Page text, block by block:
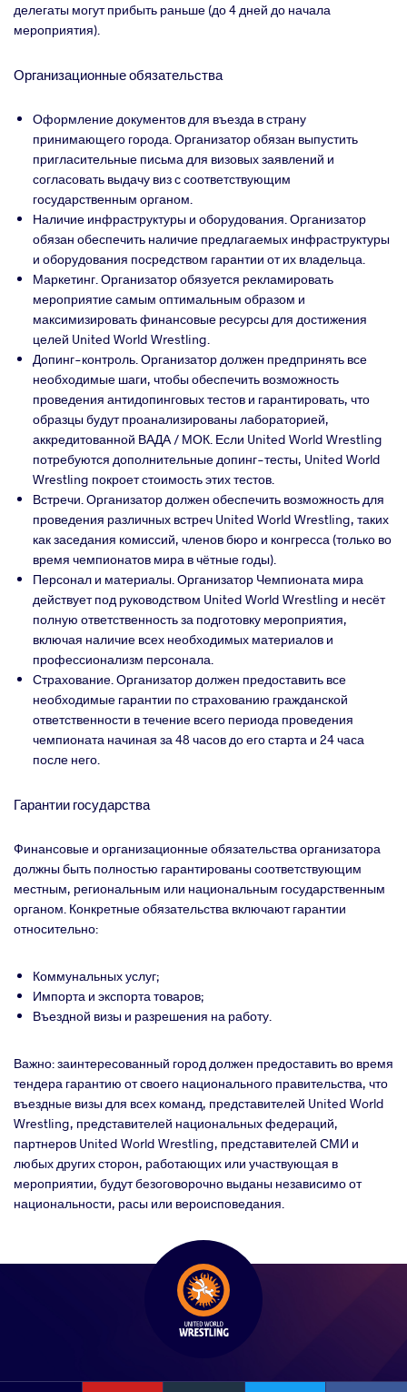
делегаты могут прибыть раньше (до 4 дней до начала
мероприятия).
Организационные обязательства
Оформление документов для въезда в страну
принимающего города. Организатор обязан выпустить
пригласительные письма для визовых заявлений и
согласовать выдачу виз с соответствующим
государственным органом.
Наличие инфраструктуры и оборудования. Организатор
обязан обеспечить наличие предлагаемых инфраструктуры
и оборудования посредством гарантии от их владельца.
Маркетинг. Организатор обязуется рекламировать
мероприятие самым оптимальным образом и
максимизировать финансовые ресурсы для достижения
целей United World Wrestling.
Допинг-контроль. Организатор должен предпринять все
необходимые шаги, чтобы обеспечить возможность
проведения антидопинговых тестов и гарантировать, что
образцы будут проанализированы лабораторией,
аккредитованной ВАДА / МОК. Если United World Wrestling
потребуются дополнительные допинг-тесты, United World
Wrestling покроет стоимость этих тестов.
Встречи. Организатор должен обеспечить возможность для
проведения различных встреч United World Wrestling, таких
как заседания комиссий, членов бюро и конгресса (только во
время чемпионатов мира в чётные годы).
Персонал и материалы. Организатор Чемпионата мира
действует под руководством United World Wrestling и несёт
полную ответственность за подготовку мероприятия,
включая наличие всех необходимых материалов и
профессионализм персонала.
Страхование. Организатор должен предоставить все
необходимые гарантии по страхованию гражданской
ответственности в течение всего периода проведения
чемпионата начиная за 48 часов до его старта и 24 часа
после него.
Гарантии государства
Финансовые и организационные обязательства организатора
должны быть полностью гарантированы соответствующим
местным, региональным или национальным государственным
органом. Конкретные обязательства включают гарантии
относительно:
Коммунальных услуг;
Импорта и экспорта товаров;
Въездной визы и разрешения на работу.
Важно: заинтересованный город должен предоставить во время
тендера гарантию от своего национального правительства, что
въездные визы для всех команд, представителей United World
Wrestling, представителей национальных федераций,
партнеров United World Wrestling, представителей СМИ и
любых других сторон, работающих или участвующая в
мероприятии, будут безоговорочно выданы независимо от
национальности, расы или вероисповедания.